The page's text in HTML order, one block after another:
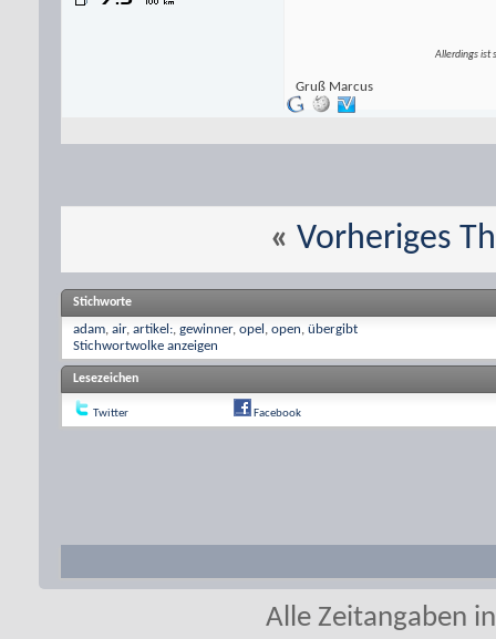
Allerdings ist
Gruß Marcus
« Vorheriges
Stichworte
adam, air, artikel:, gewinner, opel , open, übergibt
Stichwortwolke anzeigen
Lesezeichen
Twitter Facebook
Alle Zeitangaben